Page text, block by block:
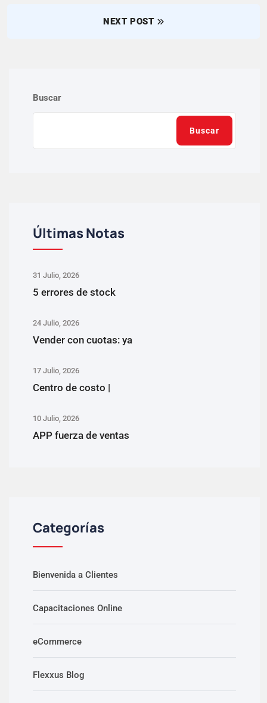
NEXT POST
Buscar
Buscar
Últimas Notas
31 Julio, 2026
5 errores de stock
24 Julio, 2026
Vender con cuotas: ya
17 Julio, 2026
Centro de costo |
10 Julio, 2026
APP fuerza de ventas
Categorías
Bienvenida a Clientes
Capacitaciones Online
eCommerce
Flexxus Blog